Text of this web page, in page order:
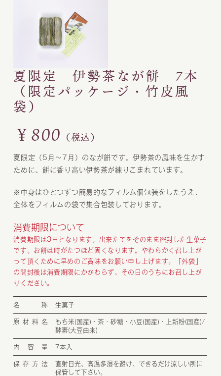
夏限定 伊勢茶なが餅 7本
（限定パッケージ・竹皮風
袋）
￥800 （税込）
夏限定（5月～7月）のなが餅です。伊勢茶の風味を生かす
ために、餅に香り高い伊勢茶が練りこまれています。
※中身はひとつずつ簡易的なフィルム個包装をしたうえ、
全体をフィルムの袋で集合包装しております。
消費期限について
消費期限は3日となります。出来たてをそのまま密封した生菓子
です。お餅は時がたつほど固くなります。やわらかく召し上が
って頂くために早めのご賞味をお願い申し上げます。「外袋」
の開封後は消費期限にかかわらず、その日のうちにお召し上が
りください。
名称 生菓子
原材料名
もち米(国産)・茶・砂糖・小豆(国産)・上新粉(国産)/
酵素(大豆由来)
内容量 7本入
保存方法
直射日光、高温多湿を避け、できるだけ涼しい所に
保管して下さい。